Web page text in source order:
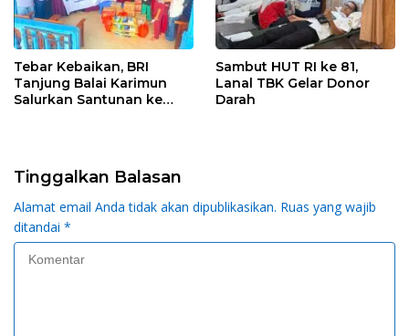
Tebar Kebaikan, BRI
Tanjung Balai Karimun
Salurkan Santunan ke
Sambut HUT RI ke 81,
Lanal TBK Gelar Donor
Darah
Tinggalkan Balasan
Alamat email Anda tidak akan dipublikasikan. Ruas yang wajib
ditandai *